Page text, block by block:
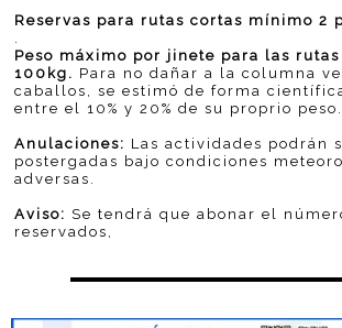
Reservas para rutas cortas mínimo 2
.
Peso máximo por jinete para las rutas
100kg. Para no dañar a la columna
caballos, se estimó de forma
entre el 10% y 20% de su proprio peso.
Anulaciones: Las actividades podrán
postergadas bajo condiciones
adversas.
Aviso: Se tendrá que abonar el
reservados,